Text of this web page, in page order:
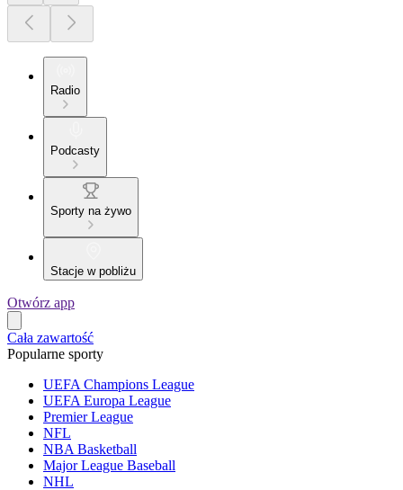
Radio
Podcasty
Sporty na żywo
Stacje w pobliżu
Otwórz app
Cała zawartość
Popularne sporty
UEFA Champions League
UEFA Europa League
Premier League
NFL
NBA Basketball
Major League Baseball
NHL